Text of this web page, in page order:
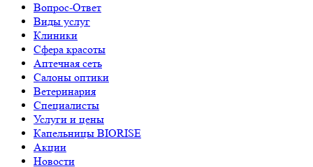
Вопрос-Ответ
Виды услуг
Клиники
Сфера красоты
Аптечная сеть
Салоны оптики
Ветеринария
Специалисты
Услуги и цены
Капельницы BIORISE
Акции
Новости